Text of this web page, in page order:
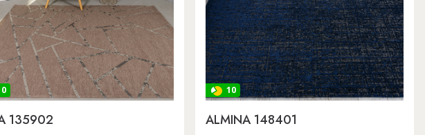
135902
10
ALMINA 148401